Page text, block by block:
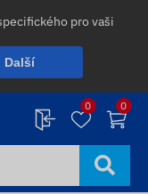
pro vaši
Další
0 0